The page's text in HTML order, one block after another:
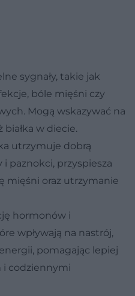
sygnały, takie jak
bóle mięśni czy
Mogą wskazywać na
w diecie.
utrzymuje dobrą
i paznokci, przyspiesza
mięśni oraz utrzymanie
hormonów i
wpływają na nastrój,
pomagając lepiej
i codziennymi